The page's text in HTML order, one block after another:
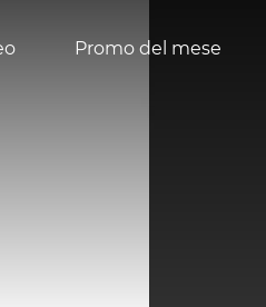
Promo del mese